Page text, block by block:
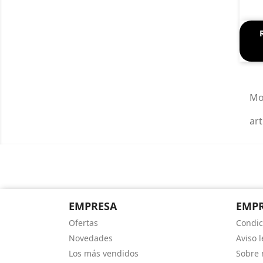
EMPRESA
Ofertas
Novedades
Los más vendidos
Aviso
Sobre